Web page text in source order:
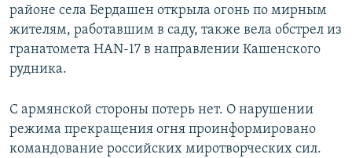
районе села Бердашен открыла огонь по мирным
жителям, работавшим в саду, также вела обстрел из
гранатомета HAN-17 в направлении Кашенского
рудника.
С армянской стороны потерь нет. О нарушении
режима прекращения огня проинформировано
командование российских миротворческих сил.